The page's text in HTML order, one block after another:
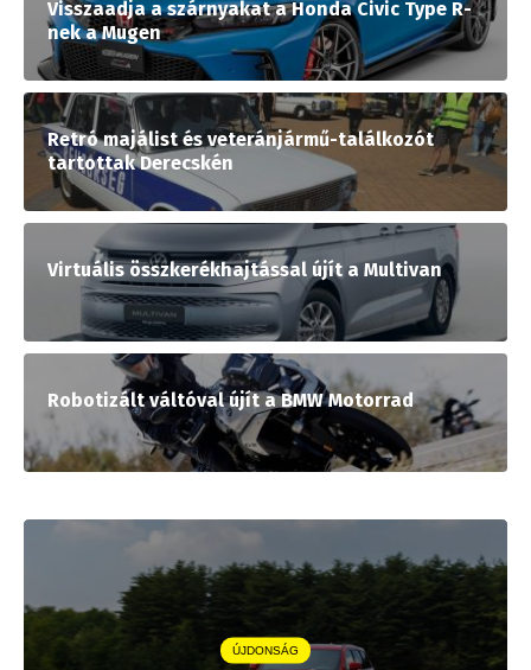
Visszaadja a szárnyakat a Honda Civic Type R-
nek a Mugen
Retró majálist és veteránjármű-találkozót
tartottak Derecskén
Virtuális összkerékhajtással újít a Multivan
Robotizált váltóval újít a BMW Motorrad
ÚJDONSÁG